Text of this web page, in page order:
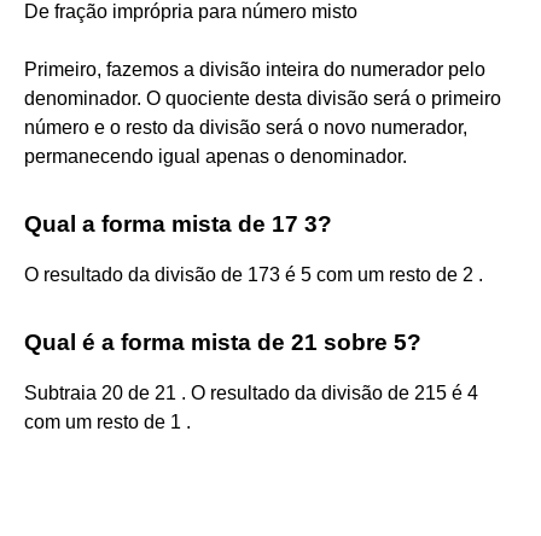
De fração imprópria para número misto
Primeiro, fazemos a divisão inteira do numerador pelo
denominador. O quociente desta divisão será o primeiro
número e o resto da divisão será o novo numerador,
permanecendo igual apenas o denominador.
Qual a forma mista de 17 3?
O resultado da divisão de 173 é 5 com um resto de 2 .
Qual é a forma mista de 21 sobre 5?
Subtraia 20 de 21 . O resultado da divisão de 215 é 4
com um resto de 1 .